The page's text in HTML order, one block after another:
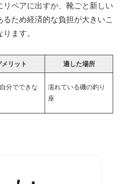
ペアに出すか、靴ごと新しい
ため経済的な負担が大きいこ
ます。
メリット 適した場所
分でできな
濡れている磯の釣り
座